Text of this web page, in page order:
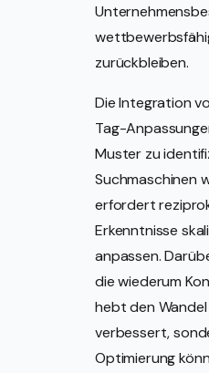
zurückbleiben.
Die Integration
Tag-
Muster zu
Suchmaschinen
erfordert
Erkenntnisse
anpassen.
die wiederum
hebt den
verbessert,
Optimierung